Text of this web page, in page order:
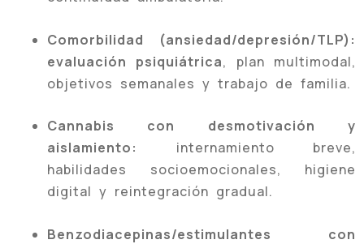
Comorbilidad (ansiedad/depresión/TLP):
evaluación psiquiátrica, plan multimodal,
objetivos semanales y trabajo de familia.
Cannabis con desmotivación y
aislamiento:
internamiento breve,
habilidades socioemocionales, higiene
digital y reintegración gradual.
Benzodiacepinas/estimulantes con